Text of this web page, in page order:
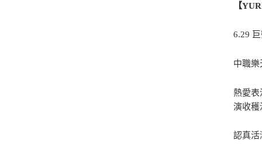
【
6.29
中職樂
熱愛表
演收穫
認真活